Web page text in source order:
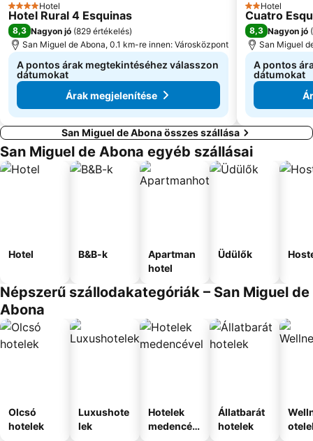
4 Kategória
Hotel
Hotel Rural 4 Esquinas
8,3 Nagyon jó (829 értékelés)
San Miguel de Abona, 0.1 km-re innen: Városközpont
A pontos árak megtekintéséhez válasszon
dátumokat
Árak megjelenítése
2 Kategória
Hotel
Cuatro
8,3 Nagyon jó (
San Miguel
A pontos
dátumokat
San Miguel de Abona összes szállása
San Miguel de Abona egyéb szállásai
Hotel B&B-k
Apartman
hotel
Üdülők
Népszerű szállodakategóriák – San Miguel de
Abona
Olcsó
hotelek
Luxushote
lek
Hotelek
medencév
Állatbarát
hotelek